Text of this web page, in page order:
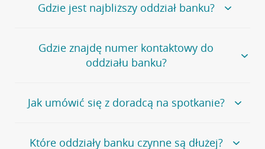
Gdzie jest najbliższy oddział banku?
Jeśli szukasz oddziału naszego banku, zapraszamy na
stronęPlacówki i bankomaty, na której znajduje się
wygodna wyszukiwarka.
oddziałów
Gdzie znajdę numer kontaktowy do
oddziału banku?
Bank Credit Agricole nie udostępnia ogólnego numeru
telefonu do placówki bankowej.
umówienia się z doradcą w placówce bankowej .
Jak umówić się z doradcą na spotkanie?
Jeśli jesteś już naszym
Które oddziały banku czynne są dłużej?